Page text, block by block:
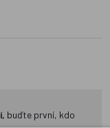
buďte první, kdo